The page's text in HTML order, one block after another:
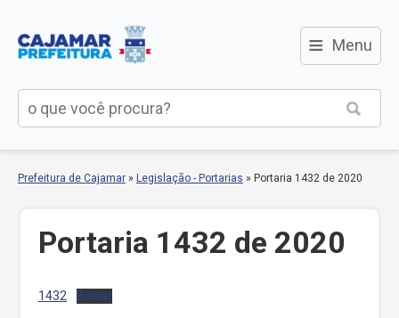
≡ Menu
Prefeitura de Cajamar » Legislação - Portarias » Portaria 1432 de 2020
Portaria 1432 de 2020
1432 Baixar